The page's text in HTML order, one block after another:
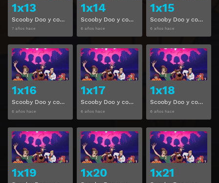
1x13
Scooby Doo y compañía Temporada 1 Capitulo 13
7 años hace
1x14
Scooby Doo y compañía Temporada 1 Capitulo 14
6 años hace
1x15
Scooby Doo y compañía Temporada 1 Capitulo 15
6 años hace
1x16
Scooby Doo y compañía Temporada 1 Capitulo 16
6 años hace
Ver
1x17
Scooby Doo y compañía Temporada 1 Capitulo 17
6 años hace
Ver
1x18
Scooby Doo y compañía Temporada 1 Capitulo 18
6 años hace
1x19
Ver
1x20
Ver
1x21